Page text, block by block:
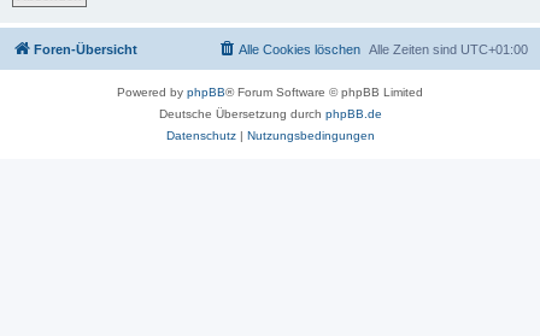
Foren-Übersicht Alle Zeiten sind UTC+01:00
Alle Cookies löschen
Powered by phpBB® Forum Software © phpBB Limited
Deutsche Übersetzung durch phpBB.de
Datenschutz| Nutzungsbedingungen